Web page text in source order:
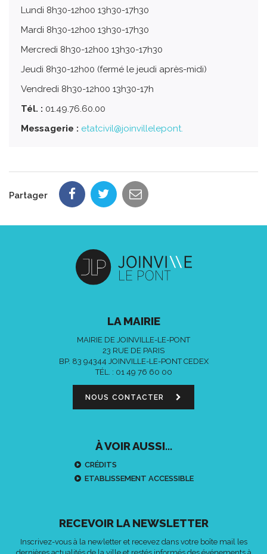
Lundi 8h30-12h00 13h30-17h30
Mardi 8h30-12h00 13h30-17h30
Mercredi 8h30-12h00 13h30-17h30
Jeudi 8h30-12h00 (fermé le jeudi après-midi)
Vendredi 8h30-12h00 13h30-17h
Tél. : 01.49.76.60.00
Messagerie : etatcivil@joinvillelepont.
Partager
LA MAIRIE
MAIRIE DE JOINVILLE-LE-PONT
23 RUE DE PARIS
BP. 83 94344 JOINVILLE-LE-PONT CEDEX
TÉL. : 01 49 76 60 00
NOUS CONTACTER
À VOIR AUSSI...
CRÉDITS
ETABLISSEMENT ACCESSIBLE
RECEVOIR LA NEWSLETTER
Inscrivez-vous à la newletter et recevez dans votre boîte mail les